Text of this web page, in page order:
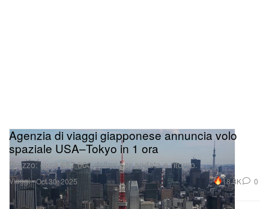
Viaggi
Agenzia di viaggi giapponese annuncia volo
spaziale USA–Tokyo in 1 ora
Prezzo: circa 657.000 dollari per andata e ritorno.
Oct 30, 2025 18.8K 0